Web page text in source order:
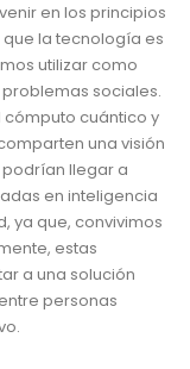
en los principios
la tecnología es
utilizar como
sociales.
cuántico y
una visión
llegar a
en inteligencia
ya que, convivimos
estas
a una solución
personas